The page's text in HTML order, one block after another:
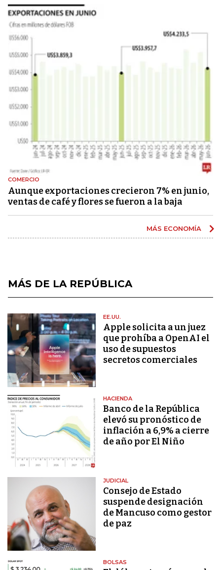
COMERCIO
Aunque exportaciones crecieron 7% en junio,
ventas de café y flores se fueron a la baja
MÁS ECONOMÍA
MÁS DE LA REPÚBLICA
EE.UU.
Apple solicita a un juez
que prohíba a OpenAI el
uso de supuestos
secretos comerciales
HACIENDA
Banco de la República
elevó su pronóstico de
inflación a 6,9% a cierre
de año por El Niño
JUDICIAL
Consejo de Estado
suspende designación
de Mancuso como gestor
de paz
BOLSAS